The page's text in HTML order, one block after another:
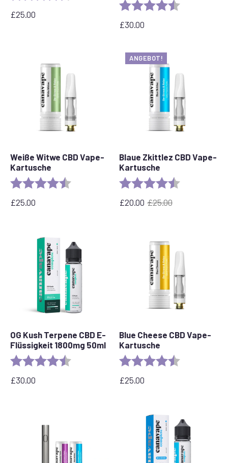
£25.00
Bewertung:
£30.00
Weiße Witwe CBD Vape-
Kartusche
Bewertung: 4,6 von 5 Sternen
£25.00
ANGEBOT!
Blaue Zkittlez CBD Vape-
Kartusche
Bewertung:
£25.00
Ursprünglicher
£20.00
Aktueller
OG Kush Terpene CBD E-
Flüssigkeit 1800mg 50ml
Bewertung: 4,6 von 5 Sternen
£30.00
Blue Cheese CBD Vape-
Kartusche
Bewertung:
£25.00